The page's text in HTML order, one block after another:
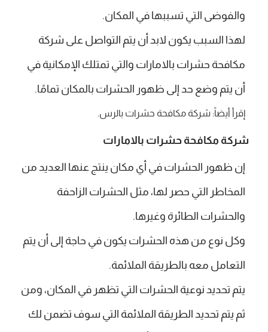
والفوضى التي تسببها في المكان.
لهذا السبب يكون لابد أن يتم التواصل على شركة
مكافحة حشرات بالامارات والتي تمتلك الإمكانية في
أن يتم وضع حد إلى ظهور الحشرات بالمكان تمامًا.
إقرأ أيضاً: شركة مكافحة حشرات بالرس.
شركة مكافحة حشرات بالامارات
إن ظهور الحشرات في أي مكان ينتج عنها العديد من
المخاطر التي حصر لها، مثل الحشرات الزاحفة
والحشرات الطائرة وغيرها.
وكل نوع من هذه الحشرات يكون في حاجة إلى أن يتم
التعامل معه بالطريقة الملائمة.
يتم تحديد نوعية الحشرات التي تظهر في المكان، ومن
ثم يتم تحديد الطريقة الملائمة التي سوف تضمن لك